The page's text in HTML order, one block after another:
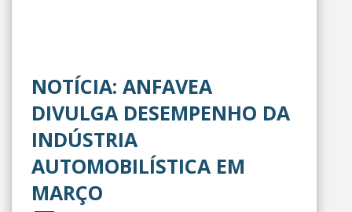
NOTÍCIA: ANFAVEA
DIVULGA DESEMPENHO DA
INDÚSTRIA
AUTOMOBILÍSTICA EM
MARÇO